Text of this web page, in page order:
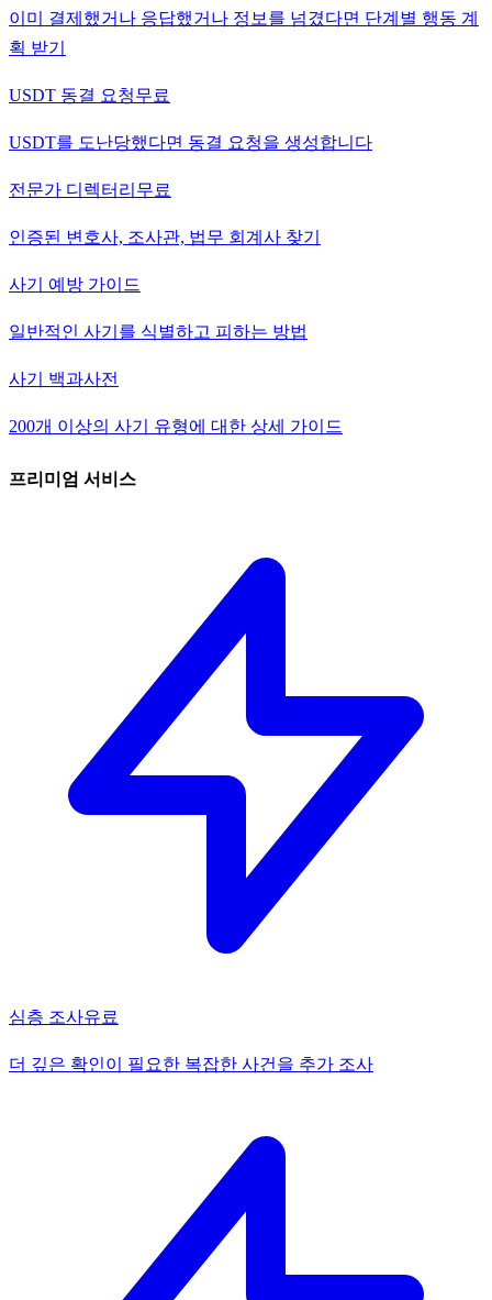
이미 결제했거나 응답했거나 정보를 넘겼다면 단계별 행동 계
획 받기
USDT 동결 요청무료
USDT를 도난당했다면 동결 요청을 생성합니다
전문가 디렉터리 무료
인증된 변호사, 조사관, 법무 회계사 찾기
사기 예방 가이드
일반적인 사기를 식별하고 피하는 방법
사기 백과사전
200개 이상의 사기 유형에 대한 상세 가이드
프리미엄 서비스
심층 조사유료
더 깊은 확인이 필요한 복잡한 사건을 추가 조사